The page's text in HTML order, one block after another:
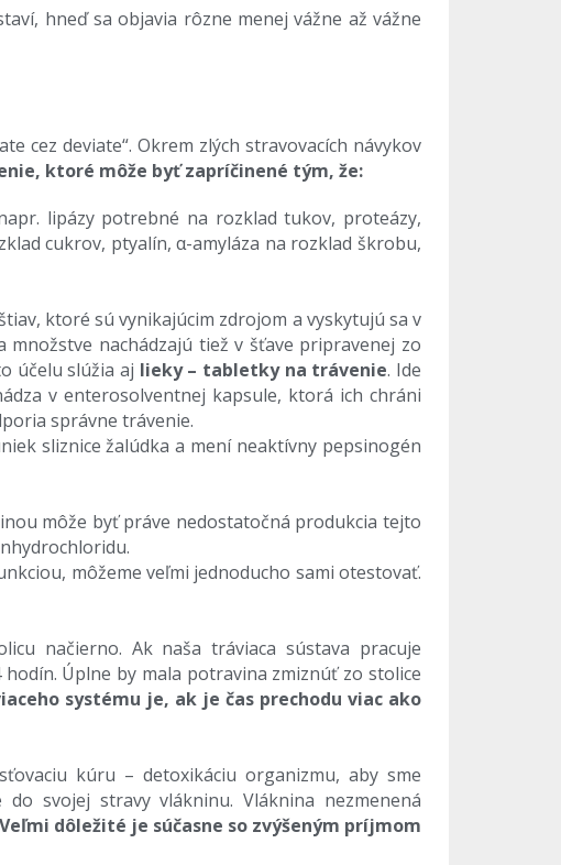
hneď sa objavia rôzne menej vážne až vážne
cez deviate“. Okrem zlých stravovacích návykov
ktoré môže byť zapríčinené tým, že:
lipázy potrebné na rozklad tukov, proteázy,
cukrov, ptyalín, α-amyláza na rozklad škrobu,
ktoré sú vynikajúcim zdrojom a vyskytujú sa v
nachádzajú tiež v šťave pripravenej zo
účelu slúžia aj lieky – tabletky na trávenie. Ide
v enterosolventnej kapsule, ktorá ich chráni
správne trávenie.
sliznice žalúdka a mení neaktívny pepsinogén
môže byť práve nedostatočná produkcia tejto
môžeme veľmi jednoducho sami otestovať.
načierno. Ak naša tráviaca sústava pracuje
Úplne by mala potravina zmiznúť zo stolice
systému je, ak je čas prechodu viac ako
kúru – detoxikáciu organizmu, aby sme
svojej stravy vlákninu. Vláknina nezmenená
Veľmi dôležité je súčasne so zvýšeným príjmom